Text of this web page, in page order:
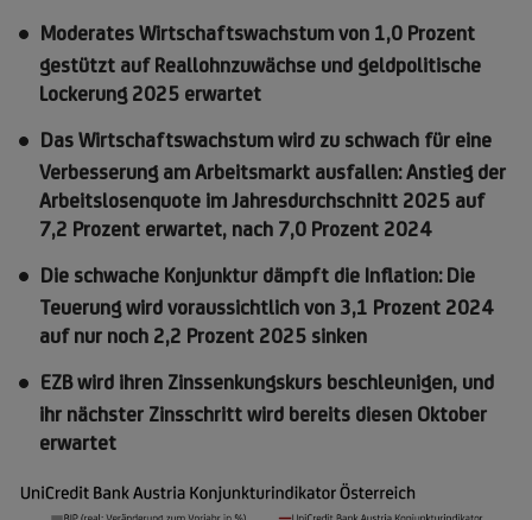
Moderates Wirtschaftswachstum von 1,0 Prozent
gestützt auf Reallohnzuwächse und geldpolitische
Lockerung 2025 erwartet
Das Wirtschaftswachstum wird zu schwach für eine
Verbesserung am Arbeitsmarkt ausfallen: Anstieg der
Arbeitslosenquote im Jahresdurchschnitt 2025 auf
7,2 Prozent erwartet, nach 7,0 Prozent 2024
Die schwache Konjunktur dämpft die Inflation: Die
Teuerung wird voraussichtlich von 3,1 Prozent 2024
auf nur noch 2,2 Prozent 2025 sinken
EZB wird ihren Zinssenkungskurs beschleunigen, und
ihr nächster Zinsschritt wird bereits diesen Oktober
erwartet